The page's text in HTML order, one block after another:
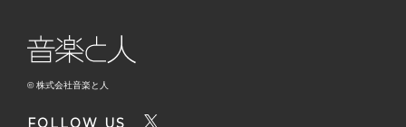
© 株式会社音楽と人
FOLLOW US